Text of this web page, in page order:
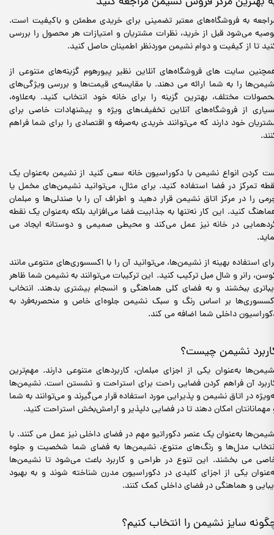
به فروشگاه‌های معتبر تضمینی برای خریدی مطمئن و باکیفیت است.
می‌شود قبل از خرید، نظرات مشتریان و امتیازات هر محصول را بررسی
تا از کیفیت و دوام نشیمن موردنظر اطمینان حاصل کنید.
سایت های فروشگاه‌های آنلاین نظیر پیورهوم گزینه‌های متنوعی از
را به شما ارائه می دهند. با مقایسه‌ی قیمت‌ها و بررسی ویژگی‌های
مختلف، بهترین گزینه را برای خانه خود انتخاب کنید. به‌علاوه،
از فروشگاه‌های آنلاین تخفیف‌های ویژه و پیشنهادات خاصی برای
خود دارند که می‌توانند خریدی به‌صرفه و اقتصادی را برای شما فراهم
کردن انواع نشیمن با دکوراسیون خانه سعی کنید از نشیمن به‌عنوان یک
تمرکز در فضا استفاده کنید. برای مثال، می‌توانید نشیمن‌های مخمل یا
را در مرکز اتاق نشیمن قرار دهید و اطراف آن را با صندلی‌ها و مبلمان
کنید. این کار نه‌تنها به جذابیت فضا می‌افزاید بلکه به‌عنوان یک نقطه
در خانه نیز عمل می‌کند و محیطی صمیمی و دوستانه ایجاد می
استفاده بهینه از نشیمن‌ها، می‌توانید آن‌ را با اکسسوری‌های متنوعی مانند
رانر و شال مبل ترکیب کنید. این ترکیبات می‌توانند به نشیمن شما ظاهر
ببخشند و به فضای کلی هماهنگی و انسجام بیشتری بدهند. انتخاب
بر اساس رنگ و سبک نشیمن جلوه‌ای خاص و منحصربه‌فرد به
داخلی شما اضافه می کند.
نشیمن چیست؟
به‌عنوان یکی از اجزای مبلمان، کاربردهای متنوعی دارند. مهم‌ترین
آن‌ فراهم کردن فضایی راحت برای استراحت و نشستن است. نشیمن‌ها
در اتاق نشیمن و پذیرایی مورد استفاده قرار می‌گیرند و می‌توانند به شما
مهمانانتان امکان دهند تا در فضایی دلپذیر و آرامش‌بخش استراحت کنید.
به‌عنوان یک عنصر دکوراتیو مهم در فضای داخلی نیز عمل می کنند. با
مدل‌ها و رنگ‌های متنوع، نشیمن‌ها به فضای شما شخصیت و جلوه
می بخشند. این تنوع در طراحی و کاربرد باعث می‌شود تا نشیمن‌ها
یکی از اجزای کلیدی در دکوراسیون مدرن شناخته شوند و به بهبود
و هماهنگی در فضای داخلی کمک کنند.
سایز نشیمن را انتخاب کنیم؟